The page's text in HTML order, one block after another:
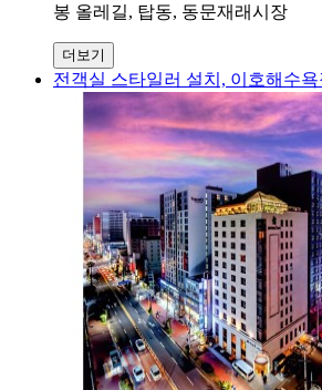
봉 올레길, 탑동, 동문재래시장
더보기
전객실 스타일러 설치, 이호해수욕